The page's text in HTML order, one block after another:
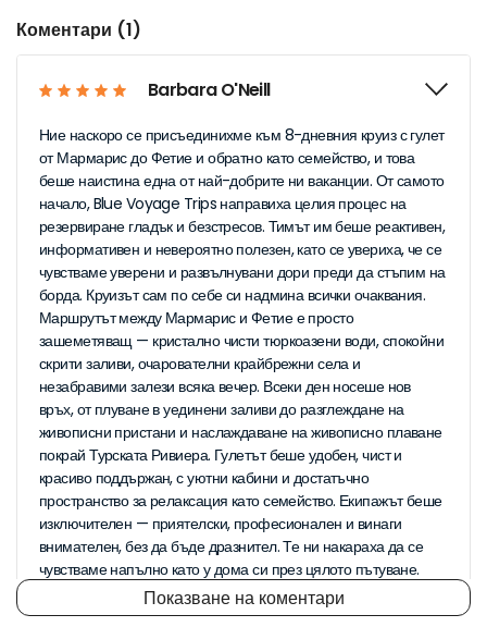
Коментари (1)
Barbara O'Neill
Ние наскоро се присъединихме към 8-дневния круиз с гулет
от Мармарис до Фетие и обратно като семейство, и това
беше наистина една от най-добрите ни ваканции. От самото
начало, Blue Voyage Trips направиха целия процес на
резервиране гладък и безстресов. Тимът им беше реактивен,
информативен и невероятно полезен, като се увериха, че се
чувстваме уверени и развълнувани дори преди да стъпим на
борда. Круизът сам по себе си надмина всички очаквания.
Маршрутът между Мармарис и Фетие е просто
зашеметяващ — кристално чисти тюркоазени води, спокойни
скрити заливи, очарователни крайбрежни села и
незабравими залези всяка вечер. Всеки ден носеше нов
връх, от плуване в уединени заливи до разглеждане на
живописни пристани и наслаждаване на живописно плаване
покрай Турската Ривиера. Гулетът беше удобен, чист и
красиво поддържан, с уютни кабини и достатъчно
пространство за релаксация като семейство. Екипажът беше
изключителен — приятелски, професионален и винаги
внимателен, без да бъде дразнител. Те ни накараха да се
чувстваме напълно като у дома си през цялото пътуване.
Храната заслужава специално споменаване. Всяко ястие
беше прясно приготвено, разнообразно и вкусно —
Показване на коментари